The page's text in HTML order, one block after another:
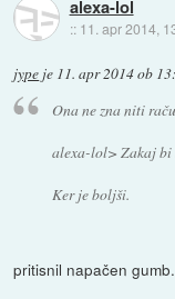
alexa-lol
:: 11. apr 2014,
jype je 11. apr 2014 ob
Ona ne zna niti
alexa-lol> Zakaj bi
Ker je boljši.
pritisnil napačen